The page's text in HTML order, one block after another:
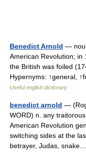
Benedict Arnold —
American Revolution; in
the British was foiled
Hypernyms: ↑general,
Useful english dictionary
benedict arnold —
WORD) n. any
American Revolution
switching sides at the
betrayer, Judas,